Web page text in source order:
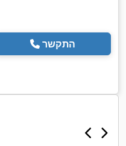
התקשר